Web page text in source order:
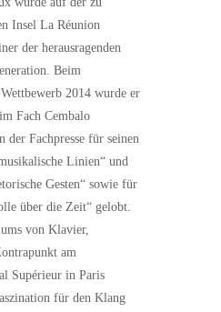
Insel La Réunion
der herausragenden
Beim
2014 wurde er
Fach Cembalo
der Fachpresse für seinen
Linien“ und
Gesten“ sowie für
über die Zeit“ gelobt.
von Klavier,
am
Supérieur in Paris
für den Klang